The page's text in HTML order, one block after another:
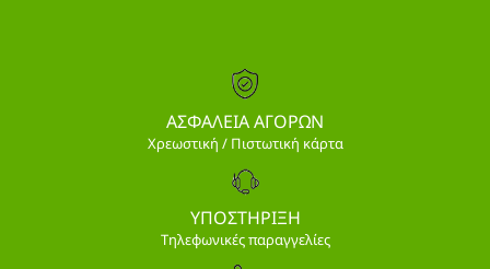
ΑΣΦΑΛΕΙΑ ΑΓΟΡΩΝ
Χρεωστική / Πιστωτική κάρτα
ΥΠΟΣΤΗΡΙΞΗ
Τηλεφωνικές παραγγελίες